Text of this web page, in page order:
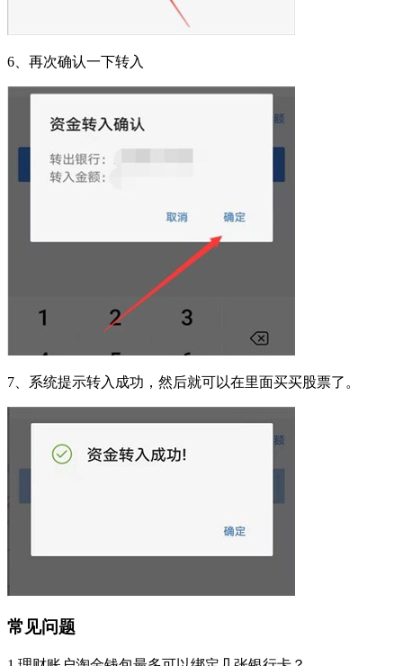
6、再次确认一下转入
7、系统提示转入成功，然后就可以在里面买买股票了。
常见问题